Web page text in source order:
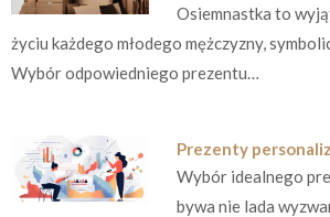
Osiemnastka to
życiu każdego młodego mężczyzny,
Wybór odpowiedniego prezentu…
Prezenty
Wybór idealnego
bywa nie lada